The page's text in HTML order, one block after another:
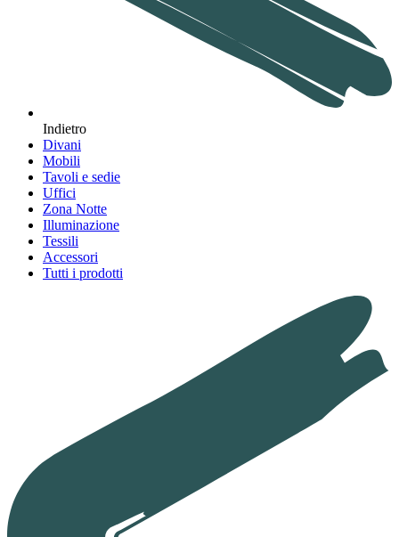
Indietro
Divani
Mobili
Tavoli e sedie
Uffici
Zona Notte
Illuminazione
Tessili
Accessori
Tutti i prodotti